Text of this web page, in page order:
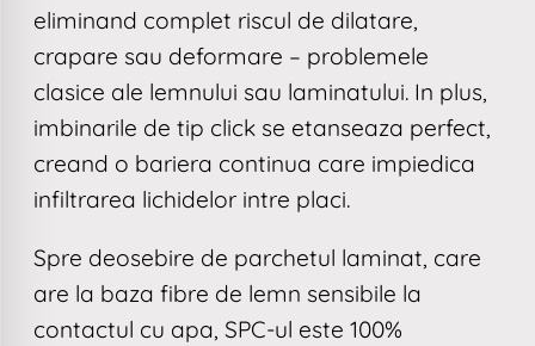
eliminand complet riscul de dilatare,
crapare sau deformare – problemele
clasice ale lemnului sau laminatului. In plus,
imbinarile de tip click se etanseaza perfect,
creand o bariera continua care impiedica
infiltrarea lichidelor intre placi.
Spre deosebire de parchetul laminat, care
are la baza fibre de lemn sensibile la
contactul cu apa, SPC-ul este 100%